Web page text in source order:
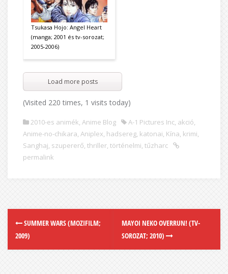
Tsukasa Hojo: Angel Heart
(manga; 2001 és tv-sorozat;
2005-2006)
Load more posts
(Visited 220 times, 1 visits today)
2010-es animék, Anime Blog A-1 Pictures Inc, akció,
Anime-no-chikara, Aniplex, hadsereg, katonai, Kína, krimi,
Sanghaj, szupererő, thriller, történelmi, tűzharc
permalink
SUMMER WARS (MOZIFILM;
2009)
MAYOI NEKO OVERRUN! (TV-
SOROZAT; 2010)